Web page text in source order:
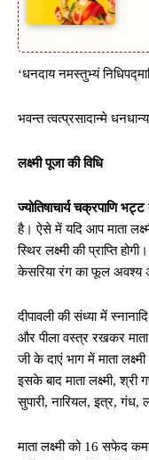
‘धनदाय नमस्तुभ्यं
भवन्त त्वत्प्रसादान्मे
लक्ष्मी पूजा की विधि
ज्योतिषाचार्य चक्रपाणि भट्ट
है। ऐसे में यदि आप माता
स्थिर लक्ष्मी की प्राप्ति
केसरिया रंग का फूल अवश्य
दीपावली की संध्या में
और पीला वस्त्र रखकर
जी के दाएं भाग में माता
इसके बाद माता लक्ष्मी,
सुपारी, नारियल, इत्र, गंध,
माता लक्ष्मी को 16 सफेद